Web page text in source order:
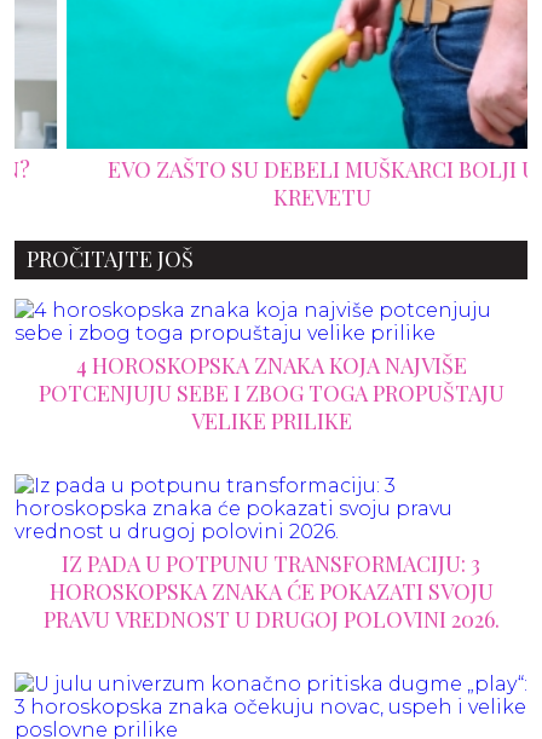
EVO ZAŠTO SU DEBELI MUŠKARCI BOLJI U
KREVETU
PROČITAJTE JOŠ
4 HOROSKOPSKA ZNAKA KOJA NAJVIŠE
POTCENJUJU SEBE I ZBOG TOGA PROPUŠTAJU
VELIKE PRILIKE
IZ PADA U POTPUNU TRANSFORMACIJU: 3
HOROSKOPSKA ZNAKA ĆE POKAZATI SVOJU
PRAVU VREDNOST U DRUGOJ POLOVINI 2026.